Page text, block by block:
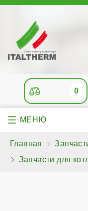
0
Главная
Запчасти для